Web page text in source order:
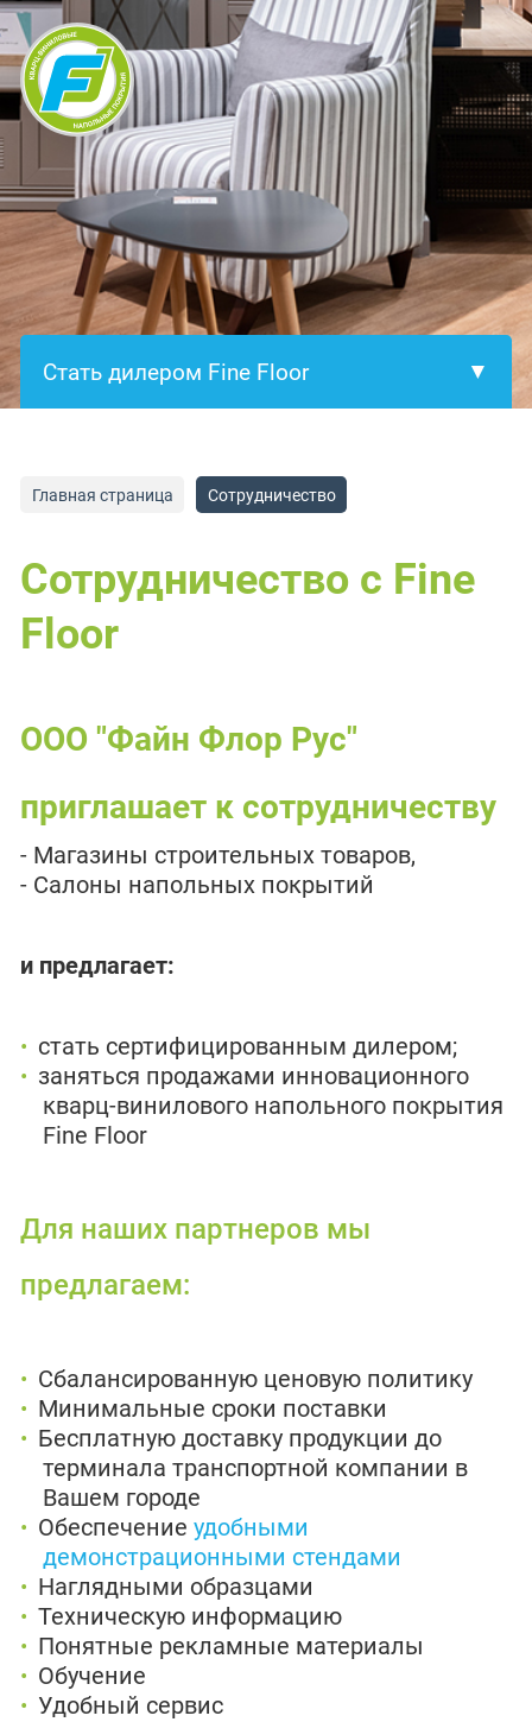
Главная страница Сотрудничество
Сотрудничество с Fine
Floor
ООО "Файн Флор Рус"
приглашает к сотрудничеству
- Магазины строительных товаров,
- Cалоны напольных покрытий
и предлагает:
стать сертифицированным дилером;
заняться продажами инновационного
кварц-винилового напольного покрытия
Fine Floor
Для наших партнеров мы
предлагаем:
Сбалансированную ценовую политику
Минимальные сроки поставки
Бесплатную доставку продукции до
терминала транспортной компании в
Вашем городе
Обеспечение удобными
демонстрационными стендами
Наглядными образцами
Техническую информацию
Понятные рекламные материалы
Обучение
Удобный сервис
×